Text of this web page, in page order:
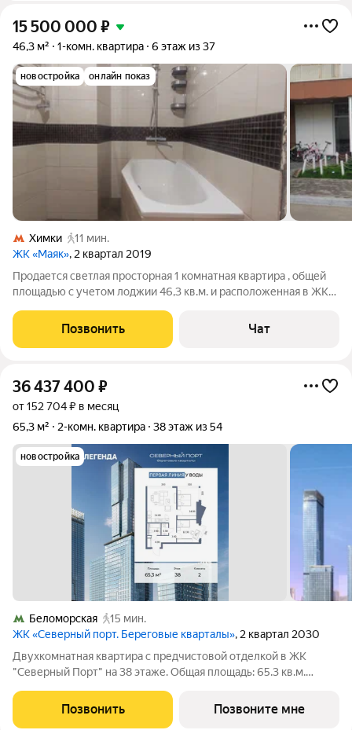
15 500 000 ₽
46,3 м² 1-комн. квартира 6 этаж из 37
новостройка онлайн показ
Химки
11 мин.
ЖК «Маяк», 2 квартал 2019
Продается светлая просторная 1 комнатная квартира , общей
площадью с учетом лоджии 46,3 кв.м. и расположенная в ЖК
качественный евро ремонт,продуманная разводка по
электрике по всей квартире.
Позвонить Чат
36 437 400 ₽
от 152 704 ₽ в месяц
65,3 м²
2-комн. квартира 38 этаж из 54
новостройка
Беломорская
15 мин.
ЖК «Северный порт. Береговые кварталы», 2 квартал 2030
Двухкомнатная квартира с предчистовой отделкой в ЖК
"Северный Порт" на 38 этаже. Общая площадь: 65.3 кв.м.
Дом монолитный, одноподъездный, высотой 54 этажа. На
этаже 11 квартир. В подъезде 4
Позвонить Позвоните мне